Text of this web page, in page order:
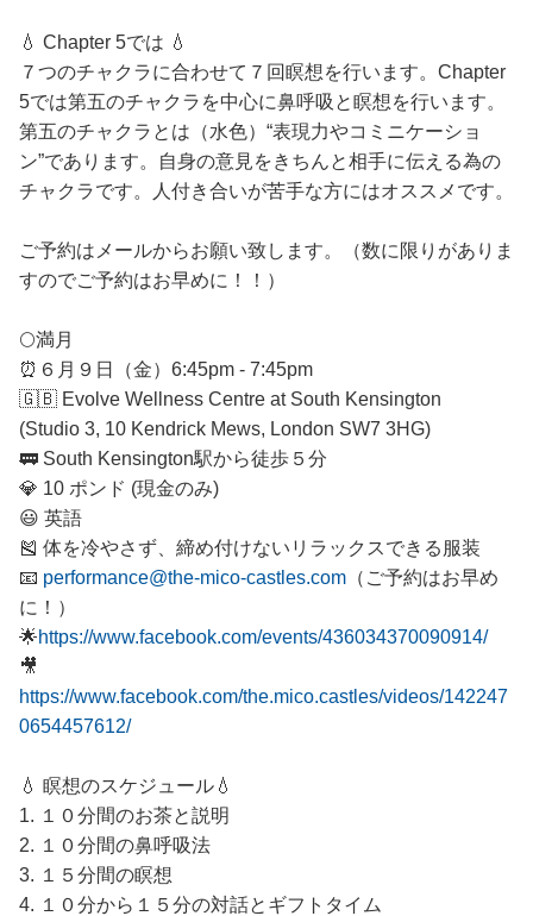
💧 Chapter 5では 💧
７つのチャクラに合わせて７回瞑想を行います。Chapter
5では第五のチャクラを中心に鼻呼吸と瞑想を行います。
第五のチャクラとは（水色）“表現力やコミニケーショ
ン”であります。自身の意見をきちんと相手に伝える為の
チャクラです。人付き合いが苦手な方にはオススメです。
ご予約はメールからお願い致します。（数に限りがありま
すのでご予約はお早めに！！）
🌕満月
⏰６月９日（金）6:45pm - 7:45pm
🇬🇧 Evolve Wellness Centre at South Kensington
(Studio 3, 10 Kendrick Mews, London SW7 3HG)
🚃 South Kensington駅から徒歩５分
💎 10 ポンド (現金のみ)
😃 英語
🎽 体を冷やさず、締め付けないリラックスできる服装
📧 performance@the-mico-castles.com （ご予約はお早め
に！）
🌟https://www.facebook.com/events/436034370090914/
🎥
https://www.facebook.com/the.mico.castles/videos/142247
0654457612/
💧 瞑想のスケジュール💧
1. １０分間のお茶と説明
2. １０分間の鼻呼吸法
3. １５分間の瞑想
4. １０分から１５分の対話とギフトタイム